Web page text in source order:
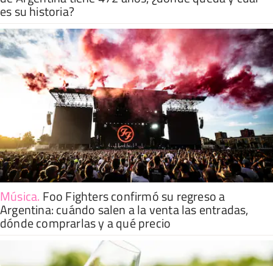
es su historia?
Música. Foo Fighters confirmó su regreso a
Argentina: cuándo salen a la venta las entradas,
dónde comprarlas y a qué precio